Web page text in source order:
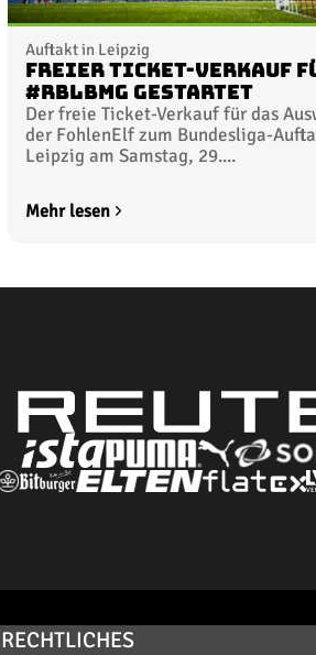
Auftakt in Leipzig
Freier Ticket-Verkauf
#RBLBMG gestartet
Der freie Ticket-Verkauf für das
der FohlenElf zum Bundesliga-
Leipzig am Samstag, 29....
Mehr lesen
RECHTLICHES